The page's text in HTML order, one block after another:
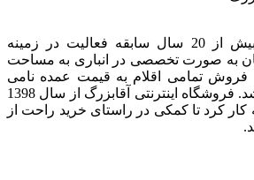
سیسمونی آقابزرگ با بیش از 20 سال سابقه فعالیت در زمینه
به صورت تخصصی در انباری به مساحت
فروش تمامی اقلام به قیمت عمده نامی
آشنا در این عرصه میباشد. فروشگاه اینترنتی آقابزرگ از سال 1398
کرد تا کمکی در راستای خرید راحت از